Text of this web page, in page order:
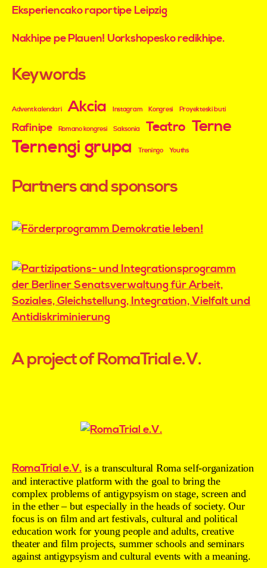
Eksperiencako raportipe Leipzig
Nakhipe pe Plauen! Uorkshopesko redikhipe.
Keywords
Advent kalendari Akcia Instagram Kongresi Proyekteski buti
Rafinipe Romano kongresi Saksonia Teatro Terne
Ternengi grupa Treningo Youths
Partners and sponsors
A project of RomaTrial e.V.
RomaTrial e.V. is a transcultural Roma self-organization
and interactive platform with the goal to bring the
complex problems of antigypsyism on stage, screen and
in the ether – but especially in the heads of society. Our
focus is on film and art festivals, cultural and political
education work for young people and adults, creative
theater and film projects, summer schools and seminars
against antigypsyism and cultural events with a meaning.